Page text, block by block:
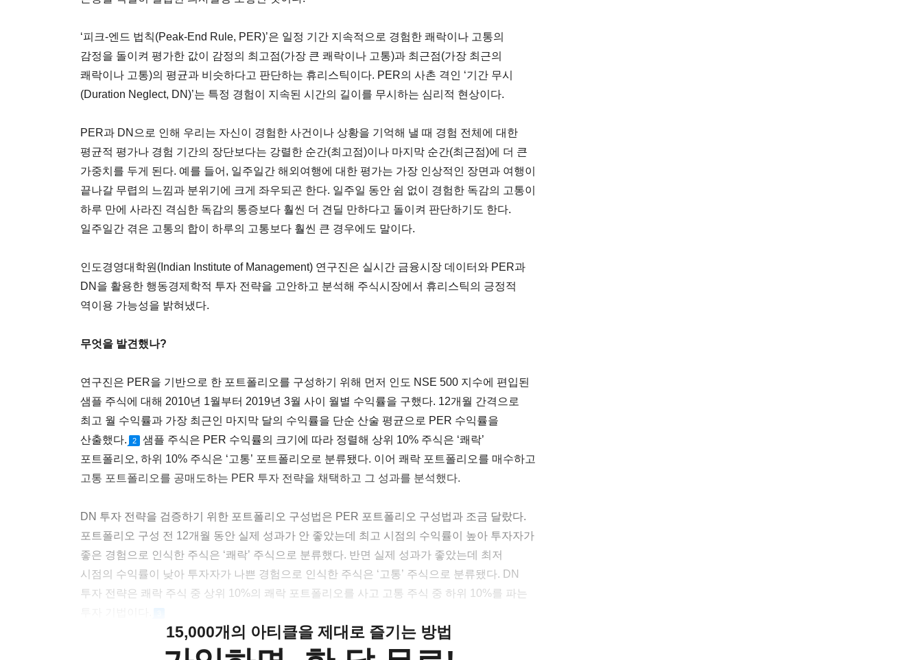
‘피크-엔드 법칙(Peak-End Rule, PER)’은 일정 기간 지속적으로 경험한 쾌락이나 고통의
감정을 돌이켜 평가한 값이 감정의 최고점(가장 큰 쾌락이나 고통)과 최근점(가장 최근의
쾌락이나 고통)의 평균과 비슷하다고 판단하는 휴리스틱이다. PER의 사촌 격인 ‘기간 무시
(Duration Neglect, DN)’는 특정 경험이 지속된 시간의 길이를 무시하는 심리적 현상이다.
PER과 DN으로 인해 우리는 자신이 경험한 사건이나 상황을 기억해 낼 때 경험 전체에 대한
평균적 평가나 경험 기간의 장단보다는 강렬한 순간(최고점)이나 마지막 순간(최근점)에 더 큰
가중치를 두게 된다. 예를 들어, 일주일간 해외여행에 대한 평가는 가장 인상적인 장면과 여행이
끝나갈 무렵의 느낌과 분위기에 크게 좌우되곤 한다. 일주일 동안 쉼 없이 경험한 독감의 고통이
하루 만에 사라진 격심한 독감의 통증보다 훨씬 더 견딜 만하다고 돌이켜 판단하기도 한다.
일주일간 겪은 고통의 합이 하루의 고통보다 훨씬 큰 경우에도 말이다.
인도경영대학원(Indian Institute of Management) 연구진은 실시간 금융시장 데이터와 PER과
DN을 활용한 행동경제학적 투자 전략을 고안하고 분석해 주식시장에서 휴리스틱의 긍정적
역이용 가능성을 밝혀냈다.
무엇을 발견했나?
연구진은 PER을 기반으로 한 포트폴리오를 구성하기 위해 먼저 인도 NSE 500 지수에 편입된
샘플 주식에 대해 2010년 1월부터 2019년 3월 사이 월별 수익률을 구했다. 12개월 간격으로
최고 월 수익률과 가장 최근인 마지막 달의 수익률을 단순 산술 평균으로 PER 수익률을
산출했다.
2
샘플 주식은 PER 수익률의 크기에 따라 정렬해 상위 10% 주식은 ‘쾌락’
포트폴리오, 하위 10% 주식은 ‘고통’ 포트폴리오로 분류됐다. 이어 쾌락 포트폴리오를 매수하고
고통 포트폴리오를 공매도하는 PER 투자 전략을 채택하고 그 성과를 분석했다.
DN 투자 전략을 검증하기 위한 포트폴리오 구성법은 PER 포트폴리오 구성법과 조금 달랐다.
포트폴리오 구성 전 12개월 동안 실제 성과가 안 좋았는데 최고 시점의 수익률이 높아 투자자가
좋은 경험으로 인식한 주식은 ‘쾌락’ 주식으로 분류했다. 반면 실제 성과가 좋았는데 최저
시점의 수익률이 낮아 투자자가 나쁜 경험으로 인식한 주식은 ‘고통’ 주식으로 분류됐다. DN
투자 전략은 쾌락 주식 중 상위 10%의 쾌락 포트폴리오를 사고 고통 주식 중 하위 10%를 파는
15,000개의 아티클을 제대로 즐기는 방법